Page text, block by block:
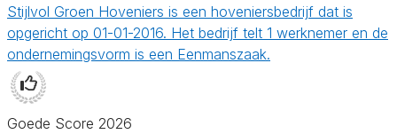
Stijlvol Groen Hoveniers is een hoveniersbedrijf dat is
opgericht op 01-01-2016. Het bedrijf telt 1 werknemer en de
ondernemingsvorm is een Eenmanszaak.
Goede Score 2026